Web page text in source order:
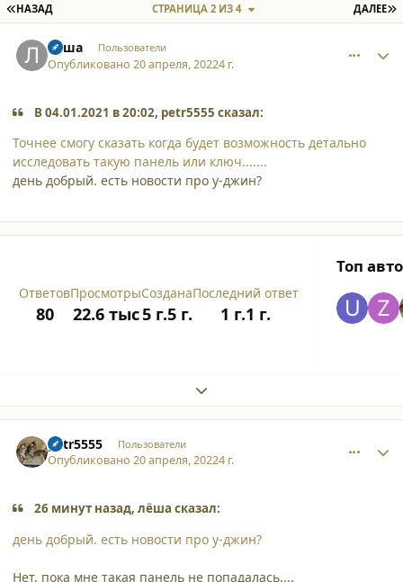
ПЕРВАЯ СТРАНИЦА
НАЗАД ДАЛЕЕ
СТРАНИЦА 2 ИЗ 4
лёша Пользователи
Опубликовано20 апреля, 20224 г.
В 04.01.2021 в 20:02, petr5555 сказал:
Точнее смогу сказать когда будет возможность детально
исследовать такую панель или ключ.......
день добрый. есть новости про у-джин?
Ответов
80
Просмотры
22.6 тыс
Создана
5 г.5 г.
Последний ответ
1 г.1 г.
Топ
Expand topic overview
petr5555 Пользователи
Опубликовано20 апреля, 20224 г.
26 минут назад, лёша сказал:
день добрый. есть новости про у-джин?
Нет, пока мне такая панель не попадалась....